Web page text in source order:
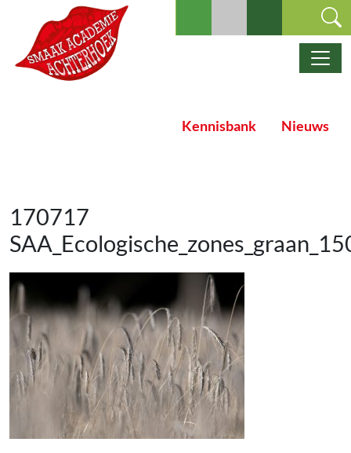
Ga naar de inhoud
Hoofdnavigatie
Kennisbank Nieuws
170717